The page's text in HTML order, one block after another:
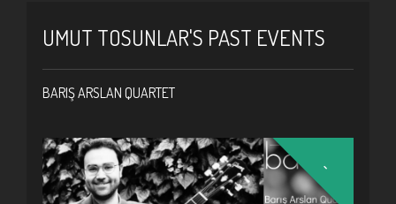
UMUT TOSUNLAR'S PAST EVENTS
BARIŞ ARSLAN QUARTET
-